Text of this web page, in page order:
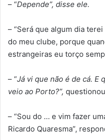
– “Depende”, disse ele.
– “Será que algum dia
do meu clube, porque
estrangeiras eu torço
– “Já vi que não é de cá. E
veio ao Porto?”,
– “Sou do … e vim fazer
Ricardo Quaresma”,